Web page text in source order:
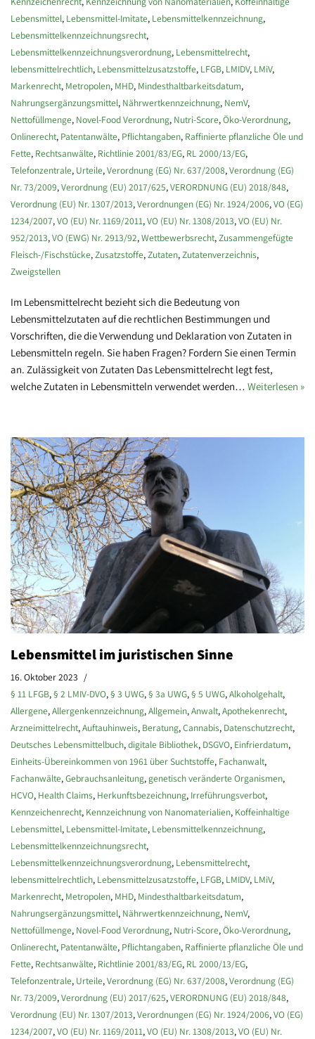
Lebensmittel, Lebensmittel-Imitate, Lebensmittelkennzeichnung,
Lebensmittelkennzeichnungsrecht,
Lebensmittelkennzeichnungsverordnung, Lebensmittelrecht,
lebensmittelrechtlich, Lebensmittelzusatzstoffe, LFGB, LMIDV, LMiV,
Markenrecht, Metropolen, MHD, Mindesthaltbarkeitsdatum,
Nahrungsergänzungsmittel, Nährwertkennzeichnung, NemV,
Nettofüllmenge, Novel-Food Verordnung, Nutri-Score,Öko-Verordnung,
Onlinerecht, Patentanwälte, Pflichtangaben, Raffinierte pflanzliche Öle und
Fette, Rechtsanwälte, Richtlinie 2001/83/EG, RL 2000/13/EG,
Telefonzentrale, Urteile,Verordnung (EG) Nr. 637/2008,Verordnung (EG)
Nr. 73/2009,Verordnung (EU) 2017/625,VERORDNUNG (EU) 2018/848,
Verordnung (EU) Nr. 1307/2013,Verordnungen (EG) Nr. 1924/2006,VO (EG)
1234/2007,VO (EU) Nr. 1169/2011,VO (EU) Nr. 1308/2013,VO (EU) Nr.
952/2013,VO (EWG) Nr. 2913/92,Wettbewerbsrecht,Zusammengefügte
Fleisch-/Fischstücke,Zusatzstoffe,Zutaten,Zutatenverzeichnis,
Zweigstellen
Im Lebensmittelrecht bezieht sich die Bedeutung von
Lebensmittelzutaten auf die rechtlichen Bestimmungen und
Vorschriften, die die Verwendung und Deklaration von Zutaten in
Lebensmitteln regeln. Sie haben Fragen? Fordern Sie einen Termin
an. Zulässigkeit von Zutaten Das Lebensmittelrecht legt fest,
welche Zutaten in Lebensmitteln verwendet werden… Weiterlesen »
Lebensmittel im juristischen Sinne
16. Oktober 2023
§ 11 LFGB,§ 2 LMIV-DVO,§ 3 UWG,§ 3a UWG,§ 5 UWG,Alkoholgehalt,
Allergene,Allergenkennzeichnung,Allgemein,Anwalt,Apothekenrecht,
Arzneimittelrecht,Auftauhinweis, Beratung,Cannabis, Datenschutzrecht,
Deutsches Lebensmittelbuch,digitale Bibliothek, DSGVO, Einfrierdatum,
Einheits-Übereinkommen von 1961 über Suchtstoffe, Fachanwalt,
Fachanwälte,Gebrauchsanleitung, genetisch veränderte Organismen,
HCVO, Health Claims, Herkunftsbezeichnung, Irreführungsverbot,
Kennzeichenrecht, Kennzeichnung von Nanomaterialien, Koffeinhaltige
Lebensmittel, Lebensmittel-Imitate, Lebensmittelkennzeichnung,
Lebensmittelkennzeichnungsrecht,
Lebensmittelkennzeichnungsverordnung, Lebensmittelrecht,
lebensmittelrechtlich, Lebensmittelzusatzstoffe, LFGB, LMIDV, LMiV,
Markenrecht, Metropolen, MHD, Mindesthaltbarkeitsdatum,
Nahrungsergänzungsmittel, Nährwertkennzeichnung, NemV,
Nettofüllmenge, Novel-Food Verordnung, Nutri-Score,Öko-Verordnung,
Onlinerecht, Patentanwälte, Pflichtangaben, Raffinierte pflanzliche Öle und
Fette, Rechtsanwälte, Richtlinie 2001/83/EG, RL 2000/13/EG,
Telefonzentrale, Urteile,Verordnung (EG) Nr. 637/2008,Verordnung (EG)
Nr. 73/2009,Verordnung (EU) 2017/625,VERORDNUNG (EU) 2018/848,
Verordnung (EU) Nr. 1307/2013,Verordnungen (EG) Nr. 1924/2006,VO (EG)
1234/2007,VO (EU) Nr. 1169/2011,VO (EU) Nr. 1308/2013,VO (EU) Nr.